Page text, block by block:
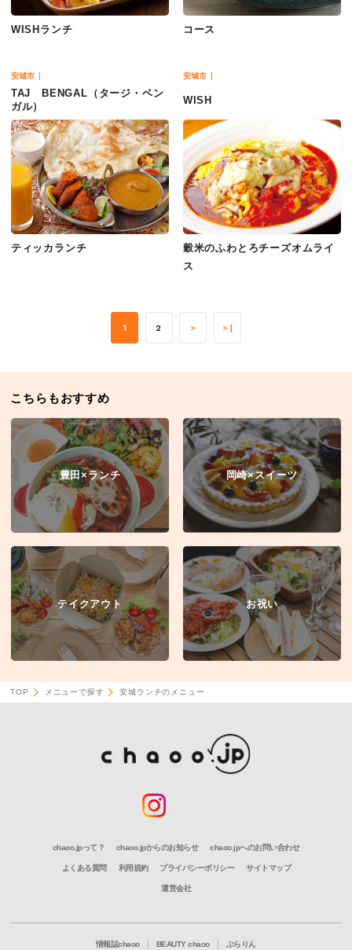
WISHランチ コース
安城市
TAJ BENGAL（タージ・ベン
ガル）
ティッカランチ
安城市
WISH
穀米のふわとろチーズオムライ
ス
1 2 ＞ ＞|
こちらもおすすめ
豊田×ランチ 岡崎×スイーツ
テイクアウト お祝い
TOP メニューで探す 安城ランチのメニュー
chaoo.jpって？ chaoo.jpからのお知らせ chaoo.jpへのお問い合わせ
よくある質問 利用規約 プライバシーポリシー サイトマップ
運営会社
情報誌chaoo BEAUTY chaoo ぶらりん